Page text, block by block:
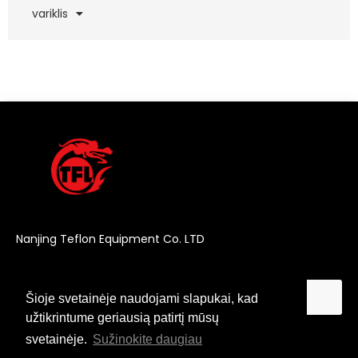
Šioje svetainėje naudojami slapukai, kad
užtikrintume geriausią patirtį mūsų
svetainėje. Sužinokite daugiau
Šioje svetainėje naudojami slapukai, kad
užtikrintume geriausią patirtį mūsų
svetainėje. Sužinokite daugiau
variklis
Nanjing Teflon Equipment Co. LTD